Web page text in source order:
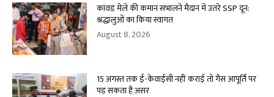
कांवड़ मेले की कमान संभालने मैदान में उतरे SSP दून:
श्रद्धालुओं का किया स्वागत
August 8, 2026
15 अगस्त तक ई-केवाईसी नहीं कराई तो गैस आपूर्ति पर
पड़ सकता है असर